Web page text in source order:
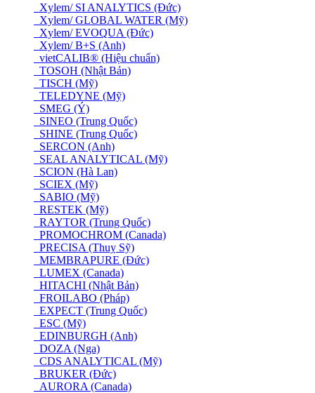
Xylem/ SI ANALYTICS (Đức)
Xylem/ GLOBAL WATER (Mỹ)
Xylem/ EVOQUA (Đức)
Xylem/ B+S (Anh)
vietCALIB® (Hiệu chuẩn)
TOSOH (Nhật Bản)
TISCH (Mỹ)
TELEDYNE (Mỹ)
SMEG (Ý)
SINEO (Trung Quốc)
SHINE (Trung Quốc)
SERCON (Anh)
SEAL ANALYTICAL (Mỹ)
SCION (Hà Lan)
SCIEX (Mỹ)
SABIO (Mỹ)
RESTEK (Mỹ)
RAYTOR (Trung Quốc)
PROMOCHROM (Canada)
PRECISA (Thuỵ Sỹ)
MEMBRAPURE (Đức)
LUMEX (Canada)
HITACHI (Nhật Bản)
FROILABO (Pháp)
EXPECT (Trung Quốc)
ESC (Mỹ)
EDINBURGH (Anh)
DOZA (Nga)
CDS ANALYTICAL (Mỹ)
BRUKER (Đức)
AURORA (Canada)